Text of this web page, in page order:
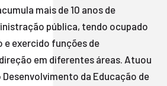
mais de 10 anos de
pública, tendo ocupado
exercido funções de
em diferentes áreas. Atuou
Desenvolvimento da Educação de